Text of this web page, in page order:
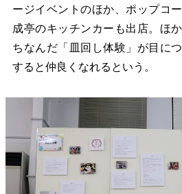
ージイベントのほか、ポップコ
成亭のキッチンカーも出店。ほ
ちなんだ「皿回し体験」が目に
すると仲良くなれるという。